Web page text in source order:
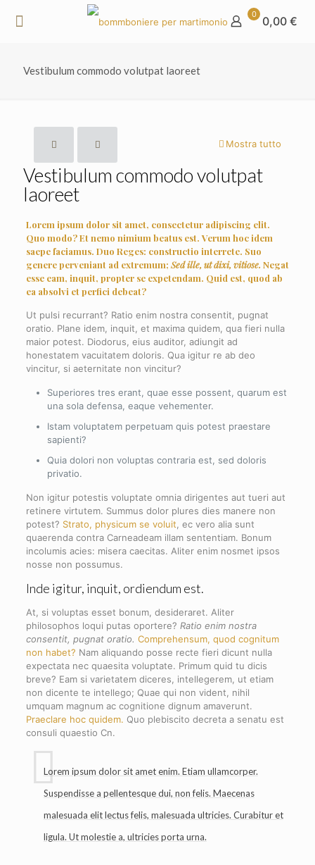
0 0,00 €
Vestibulum commodo volutpat laoreet
Mostra tutto
Vestibulum commodo volutpat
laoreet
Lorem ipsum dolor sit amet, consectetur adipiscing elit.
Quo modo? Et nemo nimium beatus est.Verum hoc idem
saepe faciamus. Duo Reges: constructio interrete. Suo
genere perveniant ad extremum; Sed ille, ut dixi, vitiose. Negat
esse eam, inquit, propter se expetendam. Quid est, quod ab
ea absolvi et perfici debeat?
Ut pulsi recurrant? Ratio enim nostra consentit, pugnat
oratio. Plane idem, inquit, et maxima quidem, qua fieri nulla
maior potest. Diodorus, eius auditor, adiungit ad
honestatem vacuitatem doloris. Qua igitur re ab deo
vincitur, si aeternitate non vincitur?
Superiores tres erant, quae esse possent, quarum est
una sola defensa, eaque vehementer.
Istam voluptatem perpetuam quis potest praestare
sapienti?
Quia dolori non voluptas contraria est, sed doloris
privatio.
Non igitur potestis voluptate omnia dirigentes aut tueri aut
retinere virtutem. Summus dolor plures dies manere non
potest? Strato, physicum se voluit , ec vero alia sunt
quaerenda contra Carneadeam illam sententiam. Bonum
incolumis acies: misera caecitas. Aliter enim nosmet ipsos
nosse non possumus.
Inde igitur, inquit, ordiendum est.
At, si voluptas esset bonum, desideraret. Aliter
philosophos loqui putas oportere? Ratio enim nostra
consentit, pugnat oratio. Comprehensum, quod cognitum
non habet? Nam aliquando posse recte fieri dicunt nulla
expectata nec quaesita voluptate. Primum quid tu dicis
breve? Eam si varietatem diceres, intellegerem, ut etiam
non dicente te intellego; Quae qui non vident, nihil
umquam magnum ac cognitione dignum amaverunt.
Praeclare hoc quidem. Quo plebiscito decreta a senatu est
consuli quaestio Cn.
Lorem ipsum dolor sit amet enim. Etiam ullamcorper.
Suspendisse a pellentesque dui, non felis. Maecenas
malesuada elit lectus felis, malesuada ultricies. Curabitur et
ligula. Ut molestie a, ultricies porta urna.